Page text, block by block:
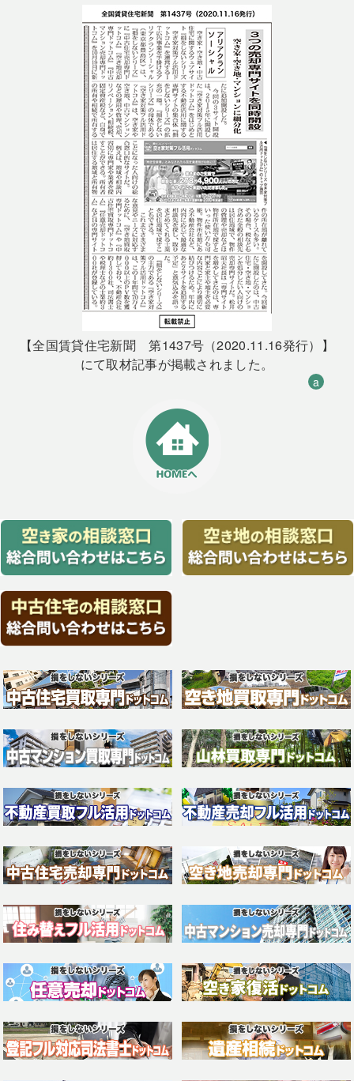
【全国賃貸住宅新聞 第1437号（2020.11.16発行）】
にて取材記事が掲載されました。
a